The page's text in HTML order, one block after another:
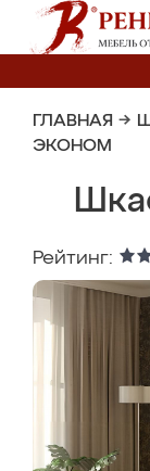
ГЛАВНАЯ →
ЭКОНОМ
Рейтинг: